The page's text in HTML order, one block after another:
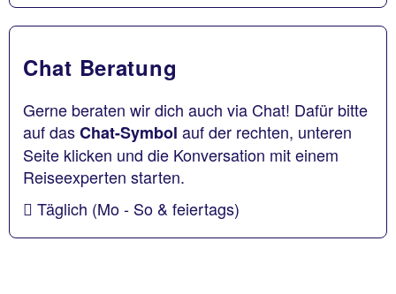
Chat Beratung
Gerne beraten wir dich auch via Chat! Dafür bitte
auf dasChat-Symbol auf der rechten, unteren
Seite klicken und die Konversation mit einem
Reiseexperten starten.
Täglich (Mo - So & feiertags)